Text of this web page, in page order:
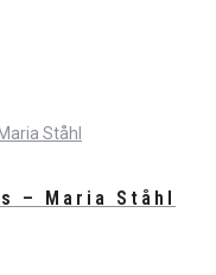
– Maria Ståhl